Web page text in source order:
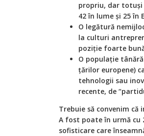
propriu, dar totuși
42 în lume și 25 în
O legătură
la culturi
poziție foarte
O populație
țărilor europene)
tehnologii sau
recente, de
Trebuie să convenim
A fost poate în urmă cu
sofisticare care